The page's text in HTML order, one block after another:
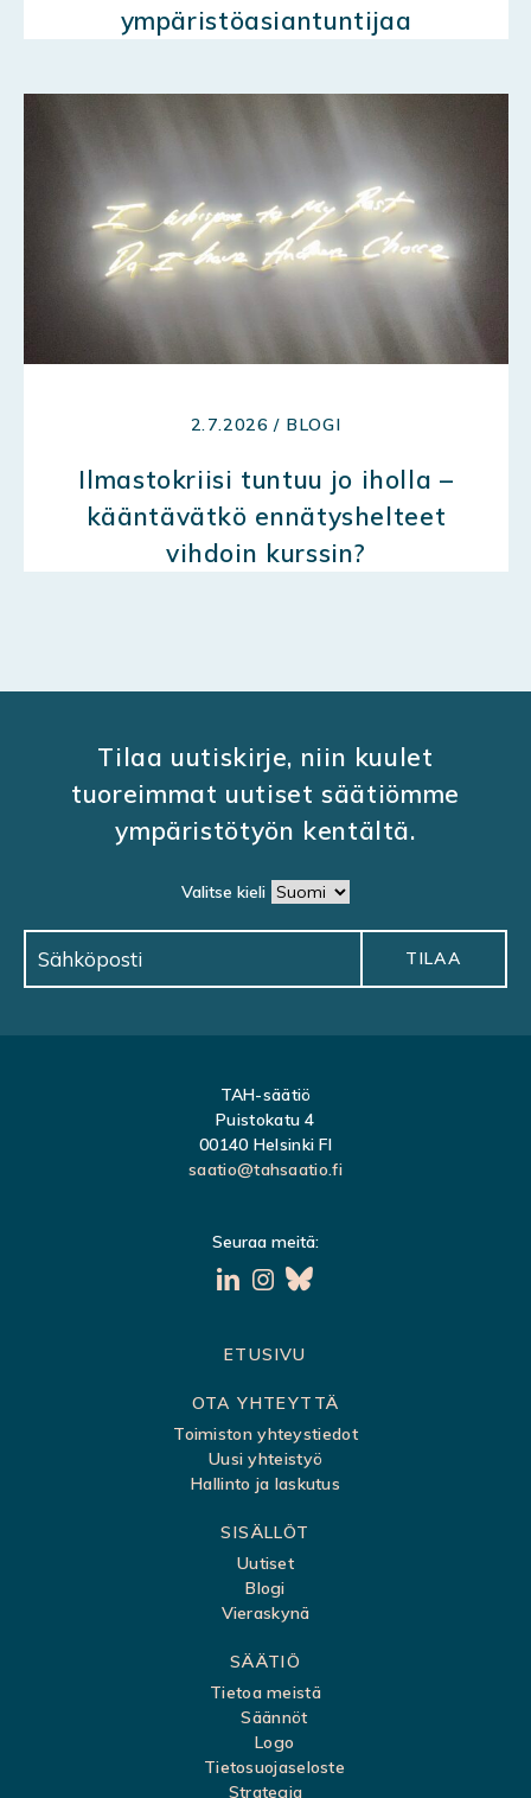
ympäristöasiantuntijaa
2.7.2026 / BLOGI
Ilmastokriisi tuntuu jo iholla –
kääntävätkö ennätyshelteet
vihdoin kurssin?
Tilaa uutiskirje, niin kuulet
tuoreimmat uutiset säätiömme
ympäristötyön kentältä.
Valitse kieli
TAH-säätiö
Puistokatu 4
00140 Helsinki FI
saatio@tahsaatio.fi
Seuraa meitä:
ETUSIVU
OTA YHTEYTTÄ
Toimiston yhteystiedot
Uusi yhteistyö
Hallinto ja laskutus
SISÄLLÖT
Uutiset
Blogi
Vieraskynä
SÄÄTIÖ
Tietoa meistä
Säännöt
Logo
Tietosuojaseloste
Strategia